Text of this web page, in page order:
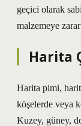
geçici olarak
malzemeye
Harita
Harita pimi,
köşelerde veya
Kuzey, güney,